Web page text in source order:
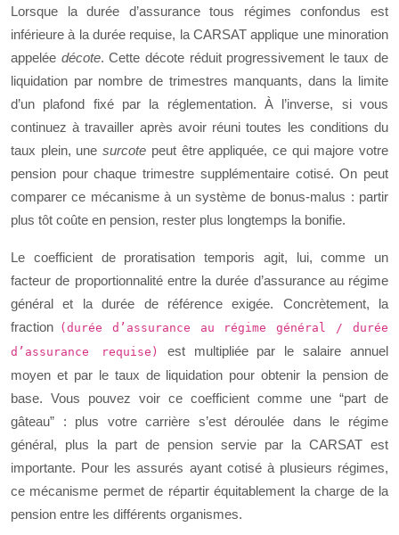
Lorsque la durée d’assurance tous régimes confondus est
inférieure à la durée requise, la CARSAT applique une minoration
appelée décote. Cette décote réduit progressivement le taux de
liquidation par nombre de trimestres manquants, dans la limite
d’un plafond fixé par la réglementation. À l’inverse, si vous
continuez à travailler après avoir réuni toutes les conditions du
taux plein, unesurcote peut être appliquée, ce qui majore votre
pension pour chaque trimestre supplémentaire cotisé. On peut
comparer ce mécanisme à un système de bonus-malus : partir
plus tôt coûte en pension, rester plus longtemps la bonifie.
Le coefficient de proratisation temporis agit, lui, comme un
facteur de proportionnalité entre la durée d’assurance au régime
général et la durée de référence exigée. Concrètement, la
fraction (durée d’assurance au régime général / durée
d’assurance requise)
est multipliée par le salaire annuel
moyen et par le taux de liquidation pour obtenir la pension de
base. Vous pouvez voir ce coefficient comme une “part de
gâteau” : plus votre carrière s’est déroulée dans le régime
général, plus la part de pension servie par la CARSAT est
importante. Pour les assurés ayant cotisé à plusieurs régimes,
ce mécanisme permet de répartir équitablement la charge de la
pension entre les différents organismes.